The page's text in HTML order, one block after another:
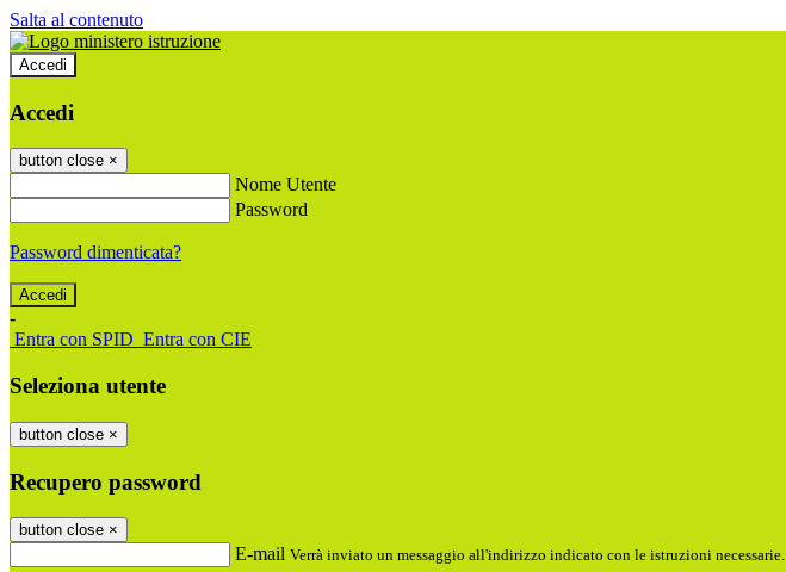
Salta al contenuto
Accedi
Accedi
button close ×
Nome Utente
Password
Password dimenticata?
-
Entra con SPID Entra con CIE
Seleziona utente
button close ×
Recupero password
button close ×
E-mail Verrà inviato un messaggio all'indirizzo indicato con le istruzioni necessarie.